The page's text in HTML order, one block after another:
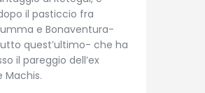
il pasticcio fra
e Bonaventura-
quest’ultimo- che ha
il pareggio dell’ex
Machis.